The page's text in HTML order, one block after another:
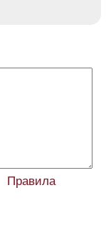
Правила